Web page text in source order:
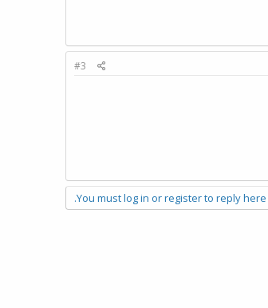
#3
You must log in or register to reply here.